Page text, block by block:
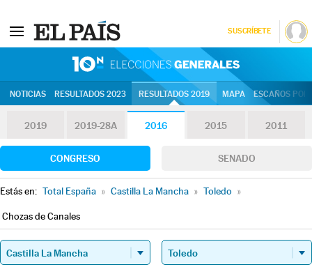
SUSCRÍBETE
NOTICIAS RESULTADOS 2023 RESULTADOS 2019 MAPA ESCAÑOS
2019 2019-28A 2016 2015 2011
CONGRESO SENADO
Estás en: Total España » Castilla La Mancha » Toledo »
Chozas de Canales